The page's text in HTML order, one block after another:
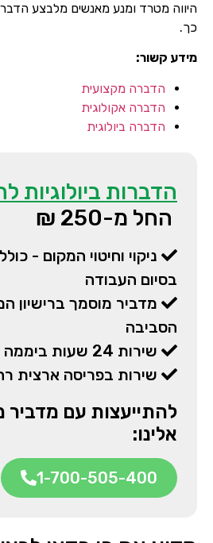
היווה מטרד ומנע מאנשים מלבצע
כך.
מידע קשור:
הדברה מקצועית
הדברה אקולוגית
הדברה ביולוגית
הדברות ביולוגיות
החל מ-250 ₪
ניקוי וחיטוי המקום -
בסיום העבודה
מדביר מוסמך ברישיון
הסביבה
שירות 24 שעות ביממה
שירות בפריסה ארצית
להתייעצות עם מדביר
אלינו:
1-700-505-400